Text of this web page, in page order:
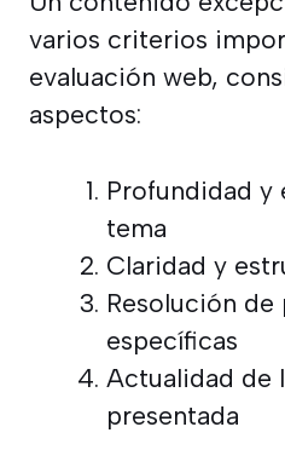
varios criterios
evaluación web,
aspectos:
Profundidad y
tema
Claridad y
Resolución de
específicas
Actualidad de
presentada